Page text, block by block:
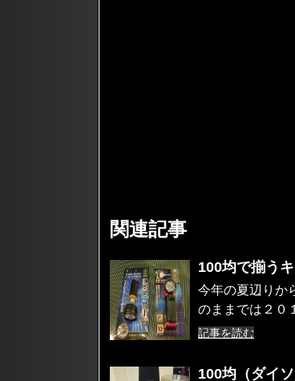
関連記事
100均で揃う
今年の夏辺りか
のままでは２０
記事を読む
100均（ダイ